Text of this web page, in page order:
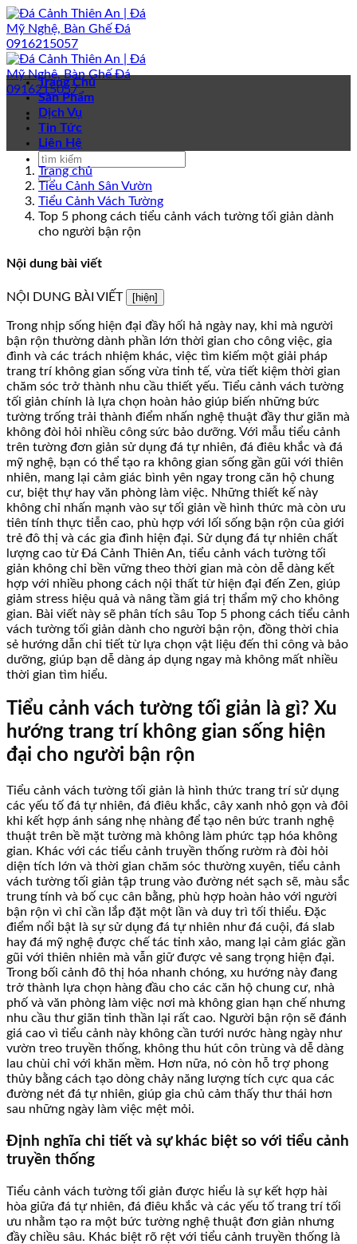
Bỏ
qua
nội
dung
Trang Chủ
Sản Phẩm
Dịch Vụ
Tin Tức
Liên Hệ
Trang chủ
Tiểu Cảnh Sân Vườn
Tiểu Cảnh Vách Tường
Top 5 phong cách tiểu cảnh vách tường tối giản dành
cho người bận rộn
Nội dung bài viết
NỘI DUNG BÀI VIẾT [hiện]
Trong nhịp sống hiện đại đầy hối hả ngày nay, khi mà người
bận rộn thường dành phần lớn thời gian cho công việc, gia
đình và các trách nhiệm khác, việc tìm kiếm một giải pháp
trang trí không gian sống vừa tinh tế, vừa tiết kiệm thời gian
chăm sóc trở thành nhu cầu thiết yếu. Tiểu cảnh vách tường
tối giản chính là lựa chọn hoàn hảo giúp biến những bức
tường trống trải thành điểm nhấn nghệ thuật đầy thư giãn mà
không đòi hỏi nhiều công sức bảo dưỡng. Với mẫu tiểu cảnh
trên tường đơn giản sử dụng đá tự nhiên, đá điêu khắc và đá
mỹ nghệ, bạn có thể tạo ra không gian sống gần gũi với thiên
nhiên, mang lại cảm giác bình yên ngay trong căn hộ chung
cư, biệt thự hay văn phòng làm việc. Những thiết kế này
không chỉ nhấn mạnh vào sự tối giản về hình thức mà còn ưu
tiên tính thực tiễn cao, phù hợp với lối sống bận rộn của giới
trẻ đô thị và các gia đình hiện đại. Sử dụng đá tự nhiên chất
lượng cao từ Đá Cảnh Thiên An, tiểu cảnh vách tường tối
giản không chỉ bền vững theo thời gian mà còn dễ dàng kết
hợp với nhiều phong cách nội thất từ hiện đại đến Zen, giúp
giảm stress hiệu quả và nâng tầm giá trị thẩm mỹ cho không
gian. Bài viết này sẽ phân tích sâu Top 5 phong cách tiểu cảnh
vách tường tối giản dành cho người bận rộn, đồng thời chia
sẻ hướng dẫn chi tiết từ lựa chọn vật liệu đến thi công và bảo
dưỡng, giúp bạn dễ dàng áp dụng ngay mà không mất nhiều
thời gian tìm hiểu.
Tiểu cảnh vách tường tối giản là gì? Xu
hướng trang trí không gian sống hiện
đại cho người bận rộn
Tiểu cảnh vách tường tối giản là hình thức trang trí sử dụng
các yếu tố đá tự nhiên, đá điêu khắc, cây xanh nhỏ gọn và đôi
khi kết hợp ánh sáng nhẹ nhàng để tạo nên bức tranh nghệ
thuật trên bề mặt tường mà không làm phức tạp hóa không
gian. Khác với các tiểu cảnh truyền thống rườm rà đòi hỏi
diện tích lớn và thời gian chăm sóc thường xuyên, tiểu cảnh
vách tường tối giản tập trung vào đường nét sạch sẽ, màu sắc
trung tính và bố cục cân bằng, phù hợp hoàn hảo với người
bận rộn vì chỉ cần lắp đặt một lần và duy trì tối thiểu. Đặc
điểm nổi bật là sự sử dụng đá tự nhiên như đá cuội, đá slab
hay đá mỹ nghệ được chế tác tinh xảo, mang lại cảm giác gần
gũi với thiên nhiên mà vẫn giữ được vẻ sang trọng hiện đại.
Trong bối cảnh đô thị hóa nhanh chóng, xu hướng này đang
trở thành lựa chọn hàng đầu cho các căn hộ chung cư, nhà
phố và văn phòng làm việc nơi mà không gian hạn chế nhưng
nhu cầu thư giãn tinh thần lại rất cao. Người bận rộn sẽ đánh
giá cao vì tiểu cảnh này không cần tưới nước hàng ngày như
vườn treo truyền thống, không thu hút côn trùng và dễ dàng
lau chùi chỉ với khăn mềm. Hơn nữa, nó còn hỗ trợ phong
thủy bằng cách tạo dòng chảy năng lượng tích cực qua các
đường nét đá tự nhiên, giúp gia chủ cảm thấy thư thái hơn
sau những ngày làm việc mệt mỏi.
Định nghĩa chi tiết và sự khác biệt so với tiểu cảnh
truyền thống
Tiểu cảnh vách tường tối giản được hiểu là sự kết hợp hài
hòa giữa đá tự nhiên, đá điêu khắc và các yếu tố trang trí tối
ưu nhằm tạo ra một bức tường nghệ thuật đơn giản nhưng
đầy chiều sâu. Khác biệt rõ rệt với tiểu cảnh truyền thống là